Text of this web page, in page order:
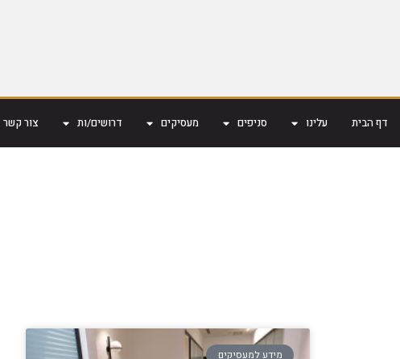
דף הבית עלינו סניפים מעסיקים דרושים/ות צור קשר
מידע למעסיקים